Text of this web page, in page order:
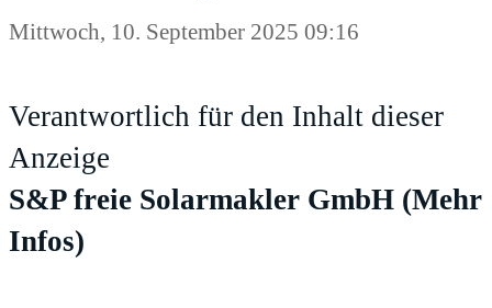
Verantwortlich für den Inhalt dieser
Anzeige
S&P freie Solarmakler GmbH (Mehr
Infos)
Mittwoch, 10. September 2025 09:16